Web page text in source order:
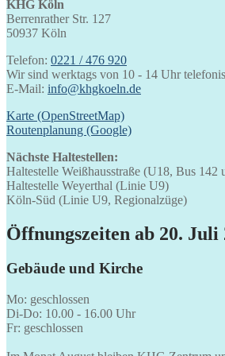
KHG Köln
Berrenrather Str. 127
50937 Köln
Telefon: 0221 / 476 920
Wir sind werktags von 10 - 14 Uhr
E-Mail: info@khgkoeln.de
Karte (OpenStreetMap)
Routenplanung (Google)
Nächste Haltestellen:
Haltestelle Weißhausstraße (U18, Bus 142
Haltestelle Weyerthal (Linie U9)
Köln-Süd (Linie U9, Regionalzüge)
Öffnungszeiten ab 20. Juli
Gebäude und Kirche
Mo: geschlossen
Di-Do: 10.00 - 16.00 Uhr
Fr: geschlossen